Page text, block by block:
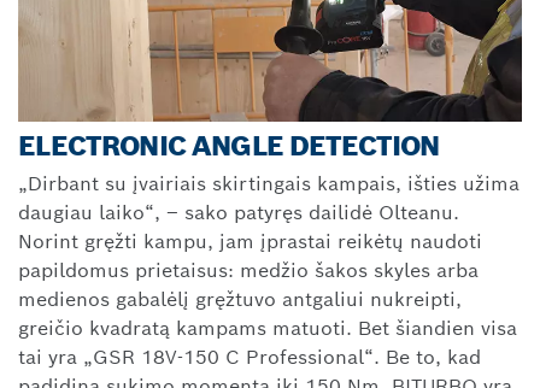
ELECTRONIC ANGLE DETECTION
„Dirbant su įvairiais skirtingais kampais, išties užima
daugiau laiko“, – sako patyręs dailidė Olteanu.
Norint gręžti kampu, jam įprastai reikėtų naudoti
papildomus prietaisus: medžio šakos skyles arba
medienos gabalėlį gręžtuvo antgaliui nukreipti,
greičio kvadratą kampams matuoti. Bet šiandien visa
tai yra „GSR 18V-150 C Professional“. Be to, kad